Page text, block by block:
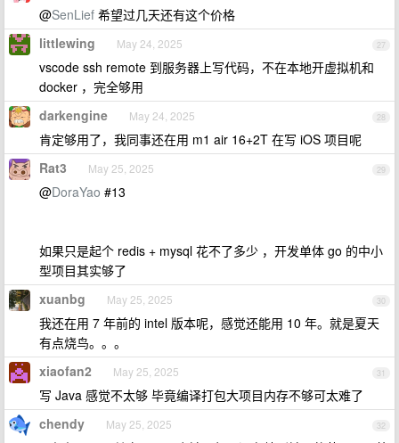
@SenLief 希望过几天还有这个价格
27
littlewing May 24, 2025
vscode ssh remote 到服务器上写代码，不在本地开虚拟机和
docker ，完全够用
28
darkengine May 24, 2025
肯定够用了，我同事还在用 m1 air 16+2T 在写 iOS 项目呢
29
Rat3 May 25, 2025
@DoraYao #13
如果只是起个 redis + mysql 花不了多少 ，开发单体 go 的中小
型项目其实够了
30
xuanbg May 25, 2025
我还在用 7 年前的 intel 版本呢，感觉还能用 10 年。就是夏天
有点烧鸟。。。
31
xiaofan2 May 25, 2025
写 Java 感觉不太够 毕竟编译打包大项目内存不够可太难了
32
chendy May 25, 2025